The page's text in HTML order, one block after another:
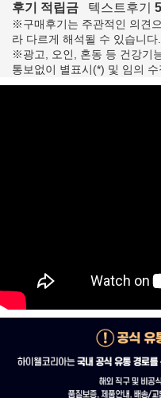
후기 적립금 텍스트후기
※구매후기는 주관적인 의견
라 다르게 해석될 수 있습니다.
※광고, 오인, 혼동 등 건강기
통보없이 별표시(*) 및 임의